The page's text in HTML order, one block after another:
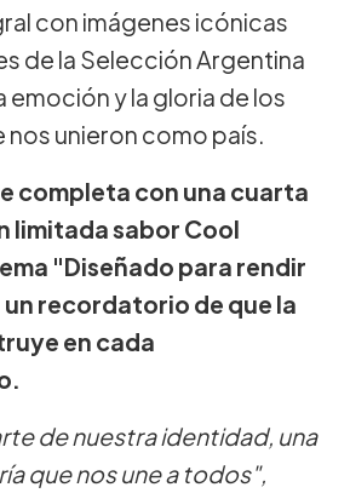
con imágenes icónicas
de la Selección Argentina
emoción y la gloria de los
unieron como país.
completa con una cuarta
limitada sabor Cool
"Diseñado para rendir
recordatorio de que la
en cada
de nuestra identidad, una
que nos une a todos",